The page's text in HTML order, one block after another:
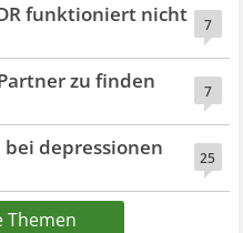
7
funktioniert nicht
7
zu finden
25
depressionen
Themen